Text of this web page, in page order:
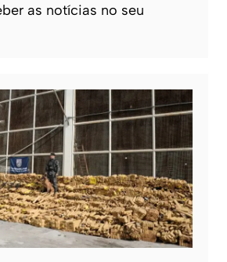
as notícias no seu